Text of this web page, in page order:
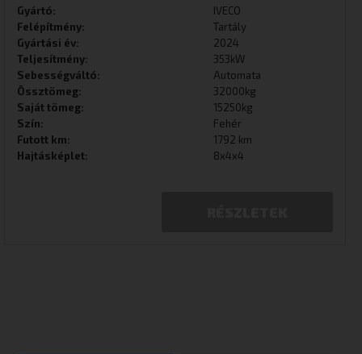
Gyártó:
IVECO
Felépítmény:
Tartály
Gyártási év:
2024
Teljesítmény:
353kW
Sebességváltó:
Automata
Össztömeg:
32000kg
Saját tömeg:
15250kg
Szín:
Fehér
Futott km:
1792 km
Hajtásképlet:
8x4x4